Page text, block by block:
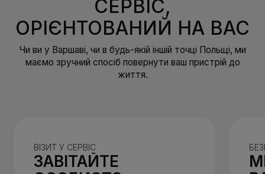
СЕРВІС,
ОРІЄНТОВАНИЙ НА ВАС
Чи ви у Варшаві, чи в будь-якій іншій точці Польщі, ми
маємо зручний спосіб повернути ваш пристрій до
життя.
ВІЗИТ У СЕРВІС
ЗАВІТАЙТЕ